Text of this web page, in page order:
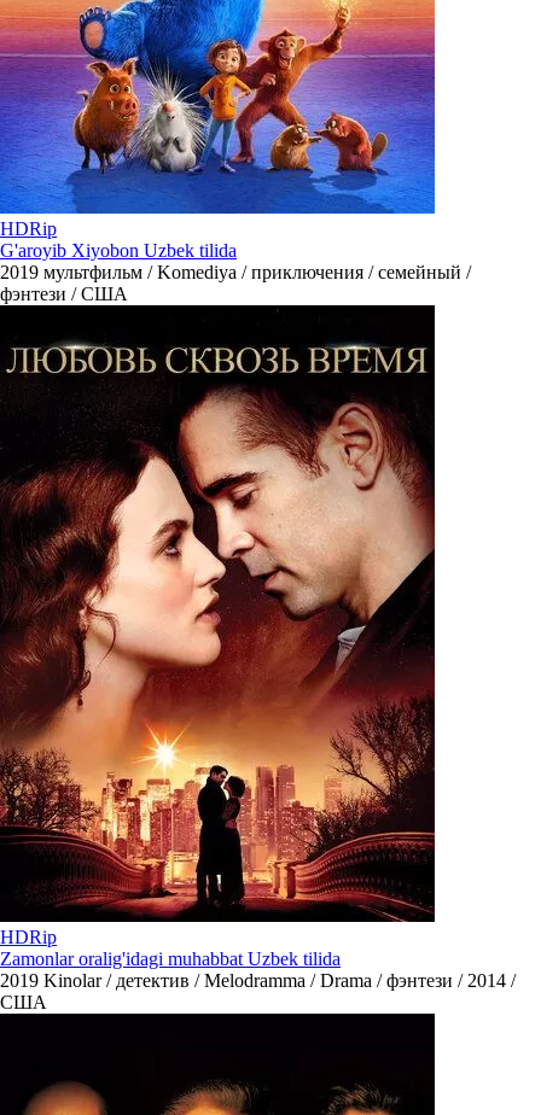
HDRip
G'aroyib Xiyobon Uzbek tilida
2019 мультфильм / Komediya / приключения / семейный /
фэнтези / США
HDRip
Zamonlar oralig'idagi muhabbat Uzbek tilida
2019 Kinolar / детектив / Melodramma / Drama / фэнтези / 2014 /
США